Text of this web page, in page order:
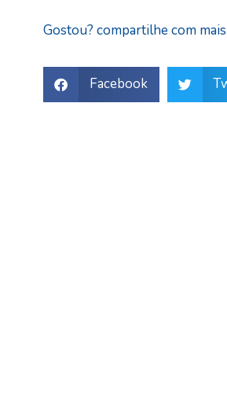
Gostou? compartilhe com
Facebook